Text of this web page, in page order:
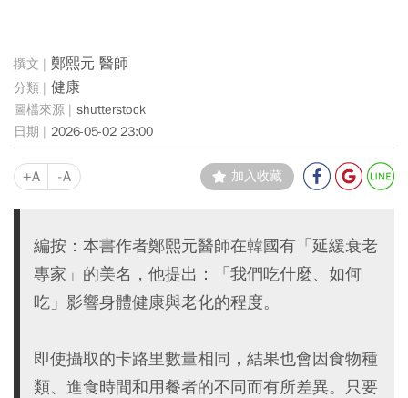
鄭熙元 醫師
健康
shutterstock
2026-05-02 23:00
+A -A 加入收藏
編按：本書作者鄭熙元醫師在韓國有「延緩衰老
專家」的美名，他提出：「我們吃什麼、如何
吃」影響身體健康與老化的程度。
即使攝取的卡路里數量相同，結果也會因食物種
類、進食時間和用餐者的不同而有所差異。只要